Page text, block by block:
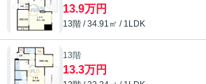
13.9万円
13階 / 34.91㎡ / 1LDK
13階
13.3万円